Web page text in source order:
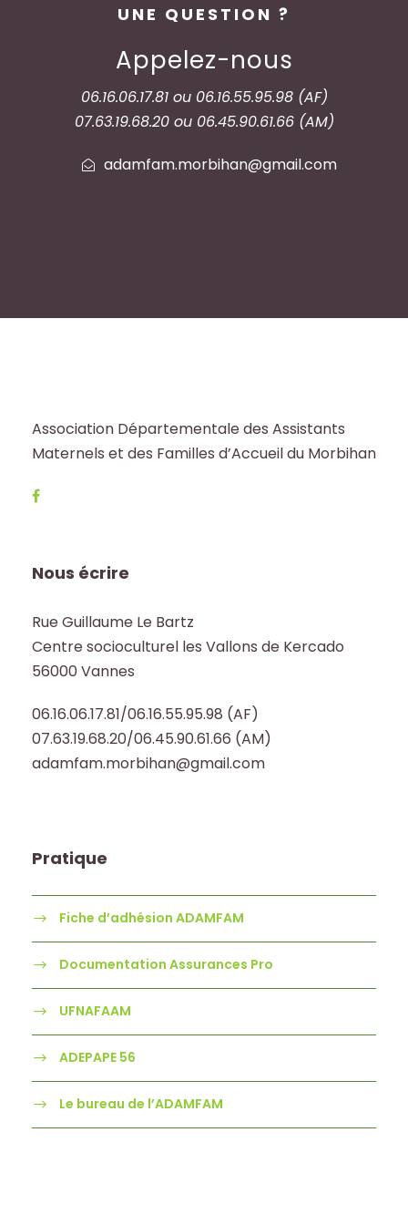
UNE QUESTION ?
Appelez-nous
06.16.06.17.81 ou 06.16.55.95.98 (AF)
07.63.19.68.20 ou 06.45.90.61.66 (AM)
adamfam.morbihan@gmail.com
Association Départementale des Assistants
Maternels et des Familles d’Accueil du Morbihan
Nous écrire
Rue Guillaume Le Bartz
Centre socioculturel les Vallons de Kercado
56000 Vannes
06.16.06.17.81/06.16.55.95.98 (AF)
07.63.19.68.20/06.45.90.61.66 (AM)
adamfam.morbihan@gmail.com
Pratique
Fiche d’adhésion ADAMFAM
Documentation Assurances Pro
UFNAFAAM
ADEPAPE 56
Le bureau de l’ADAMFAM